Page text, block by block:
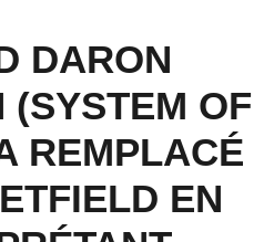
DARON
OF
REMPLACÉ
EN